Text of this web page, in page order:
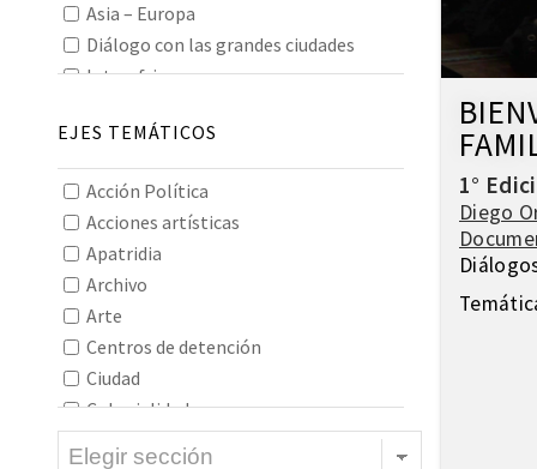
Asia – Europa
Diálogo con las grandes ciudades
Interafricano
Interasiático
Intereuropeo
Oceanía
Todos los continentes
EJES TEMÁTICOS
Acción Política
Acciones artísticas
Apatridia
Archivo
Arte
Centros de detención
Ciudad
Colonialidad
1°
Diego